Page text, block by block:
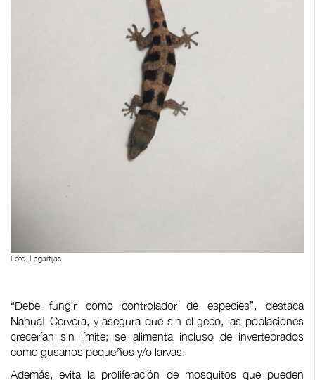
Foto: Lagartijas
“Debe fungir como controlador de especies”, destaca
Nahuat Cervera, y asegura que sin el geco, las poblaciones
crecerían sin límite; se alimenta incluso de invertebrados
como gusanos pequeños y/o larvas.
Además, evita la proliferación de mosquitos que pueden